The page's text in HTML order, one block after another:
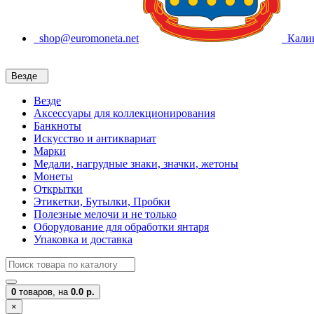
shop@euromoneta.net
Везде
Везде
Аксессуары для коллекционирования
Банкноты
Искусство и антиквариат
Марки
Медали, нагрудные знаки, значки, жетоны
Монеты
Открытки
Этикетки, Бутылки, Пробки
Полезные мелочи и не только
Оборудование для обработки янтаря
Упаковка и доставка
0 товаров, на 0.0 р.
×